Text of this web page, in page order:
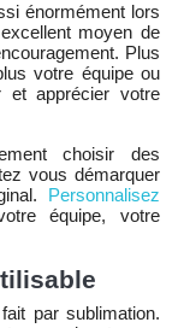
énormément lors
moyen de
Plus
votre équipe ou
et apprécier votre
choisir des
vous démarquer
Personnalisez
équipe, votre
par sublimation.